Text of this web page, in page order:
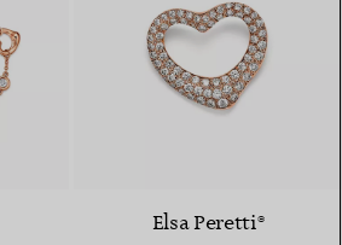
Elsa Peretti®